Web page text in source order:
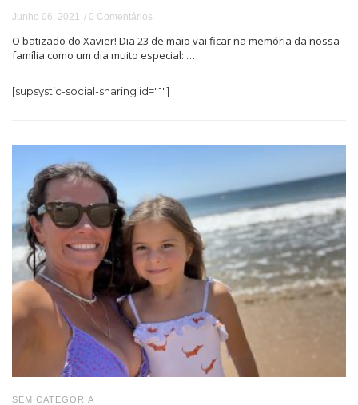
Junho 06, 2021 0 Comentários
O batizado do Xavier! Dia 23 de maio vai ficar na memória da nossa
família como um dia muito especial: …
[supsystic-social-sharing id="1"]
SEM CATEGORIA